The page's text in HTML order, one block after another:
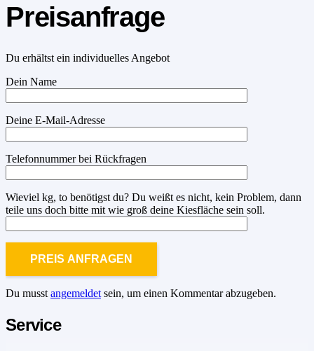
Preisanfrage
Du erhältst ein individuelles Angebot
Dein Name
Deine E-Mail-Adresse
Telefonnummer bei Rückfragen
Wieviel kg, to benötigst du? Du weißt es nicht, kein Problem, dann
teile uns doch bitte mit wie groß deine Kiesfläche sein soll.
Du musst angemeldet sein, um einen Kommentar abzugeben.
Service